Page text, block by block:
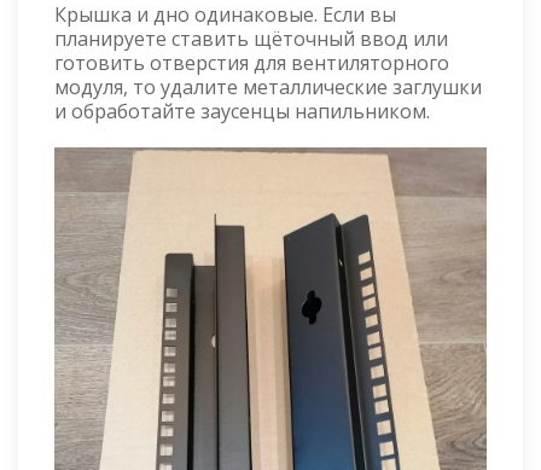
Крышка и дно одинаковые. Если вы
планируете ставить щёточный ввод или
готовить отверстия для вентиляторного
модуля, то удалите металлические заглушки
и обработайте заусенцы напильником.